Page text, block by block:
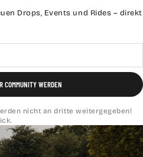
Drops, Events und Rides – direkt
COMMUNITY WERDEN
nicht an dritte weitergegeben!